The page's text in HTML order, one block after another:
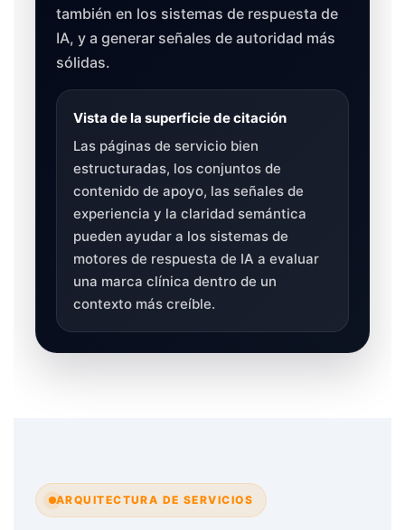
también en los sistemas de respuesta de
IA, y a generar señales de autoridad más
sólidas.
Vista de la superficie de citación
Las páginas de servicio bien
estructuradas, los conjuntos de
contenido de apoyo, las señales de
experiencia y la claridad semántica
pueden ayudar a los sistemas de
motores de respuesta de IA a evaluar
una marca clínica dentro de un
contexto más creíble.
ARQUITECTURA DE SERVICIOS